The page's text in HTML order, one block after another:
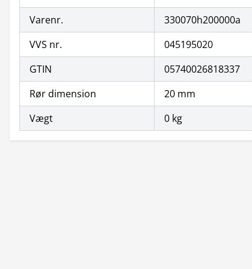
Varenr.
330070h200000a
VVS nr.
045195020
GTIN
05740026818337
Rør dimension
20 mm
Vægt
0 kg